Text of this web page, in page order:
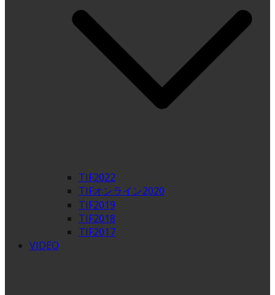
TIF2022
TIFオンライン2020
TIF2019
TIF2018
TIF2017
VIDEO